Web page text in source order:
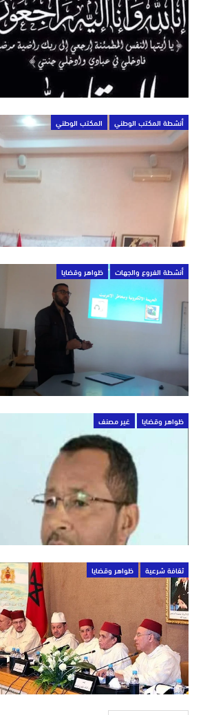
أنشطة المكتب الوطني المكتب الوطني
أنشطة الفروع والجهات ظواهر وقضايا
ظواهر وقضايا غير مصنف
ثقافة شرعية ظواهر وقضايا